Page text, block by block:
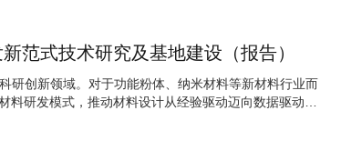
范式技术研究及基地建设（报告）
研创新领域。对于功能粉体、纳米材料等新材料行业而
研发模式，推动材料设计从经验驱动迈向数据驱动、